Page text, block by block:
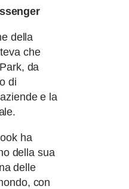
della
che
da
di
e la
ha
della sua
delle
con